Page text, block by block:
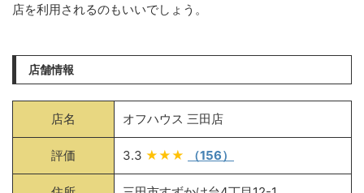
店を利用されるのもいいでしょう。
店舗情報
店名 オフハウス 三田店
評価 3.3 ★★★ （156）